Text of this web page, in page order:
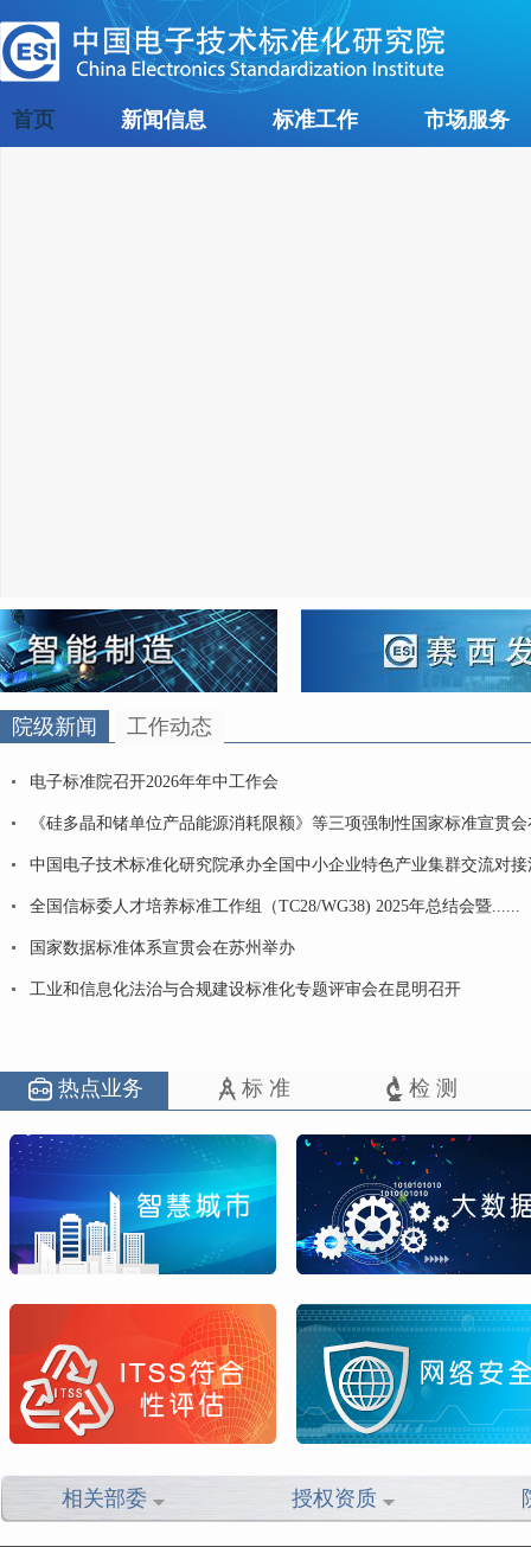
首页 新闻信息 标准工作 市场服务
院级新闻 工作动态
电子标准院召开2026年年中工作会
《硅多晶和锗单位产品能源消耗限额》等三项强制性国家标准宣贯
中国电子技术标准化研究院承办全国中小企业特色产业集群交流对接
全国信标委人才培养标准工作组（TC28/WG38) 2025年总结会暨......
国家数据标准体系宣贯会在苏州举办
工业和信息化法治与合规建设标准化专题评审会在昆明召开
热点业务 标 准 检 测
相关部委 授权资质